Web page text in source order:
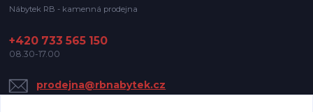
Nábytek RB - kamenná prodejna
+420 733 565 150
08.30-17.00
prodejna@rbnabytek.cz